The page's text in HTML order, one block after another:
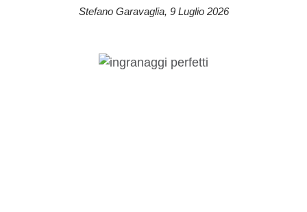
Stefano Garavaglia, 9 Luglio 2026